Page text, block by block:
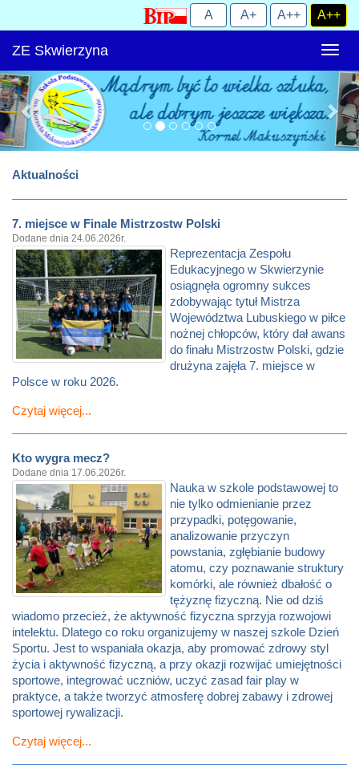
ZE Skwierzyna
Aktualności
7. miejsce w Finale Mistrzostw Polski
Dodane dnia 24.06.2026r.
Reprezentacja Zespołu
Edukacyjnego w Skwierzynie
osiągnęła ogromny sukces
zdobywając tytuł Mistrza
Województwa Lubuskiego w piłce
nożnej chłopców, który dał awans
do finału Mistrzostw Polski, gdzie
drużyna zajęła 7. miejsce w
Polsce w roku 2026.
Czytaj więcej...
Kto wygra mecz?
Dodane dnia 17.06.2026r.
Nauka w szkole podstawowej to
nie tylko odmienianie przez
przypadki, potęgowanie,
analizowanie przyczyn
powstania, zgłębianie budowy
atomu, czy poznawanie struktury
komórki, ale również dbałość o
tężyznę fizyczną. Nie od dziś
wiadomo przecież, że aktywność fizyczna sprzyja rozwojowi
intelektu. Dlatego co roku organizujemy w naszej szkole Dzień
Sportu. Jest to wspaniała okazja, aby promować zdrowy styl
życia i aktywność fizyczną, a przy okazji rozwijać umiejętności
sportowe, integrować uczniów, uczyć zasad fair play w
praktyce, a także tworzyć atmosferę dobrej zabawy i zdrowej
sportowej rywalizacji.
Czytaj więcej...